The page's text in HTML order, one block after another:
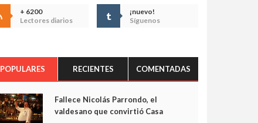
+ 6200
Lectores diarios
¡nuevo!
Síguenos
POPULARES RECIENTES COMENTADAS
Fallece Nicolás Parrondo, el
valdesano que convirtió Casa